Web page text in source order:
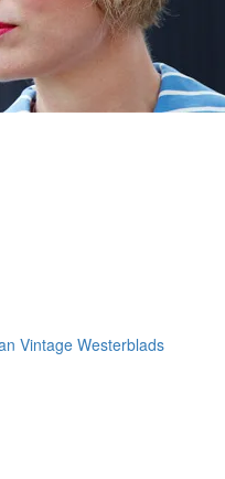
Vintage Westerblads